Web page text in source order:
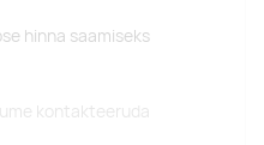
hinna saamiseks
kontakteeruda